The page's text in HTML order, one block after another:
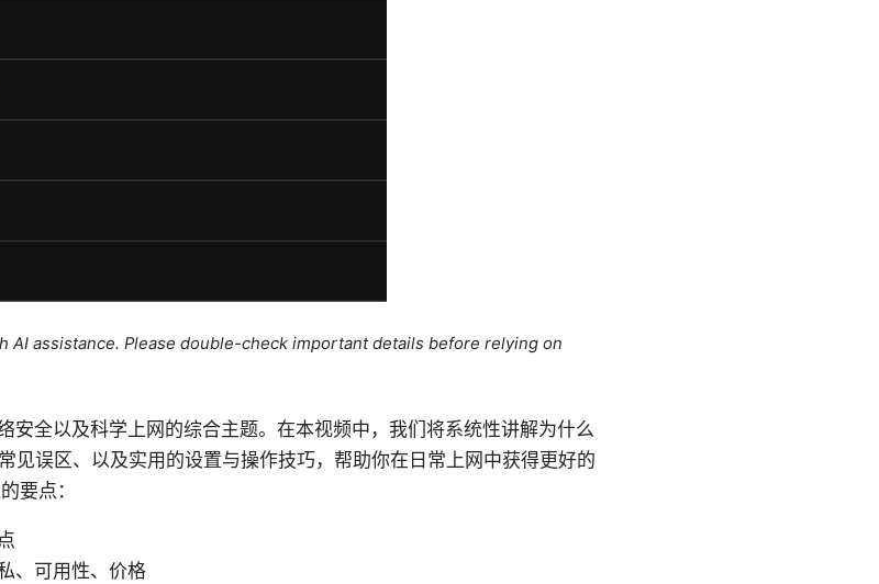
assistance. Please double-check important details before relying on
全以及科学上网的综合主题。在本视频中，我们将系统性讲解为什么
见误区、以及实用的设置与操作技巧，帮助你在日常上网中获得更好的
要点：
、可用性、价格